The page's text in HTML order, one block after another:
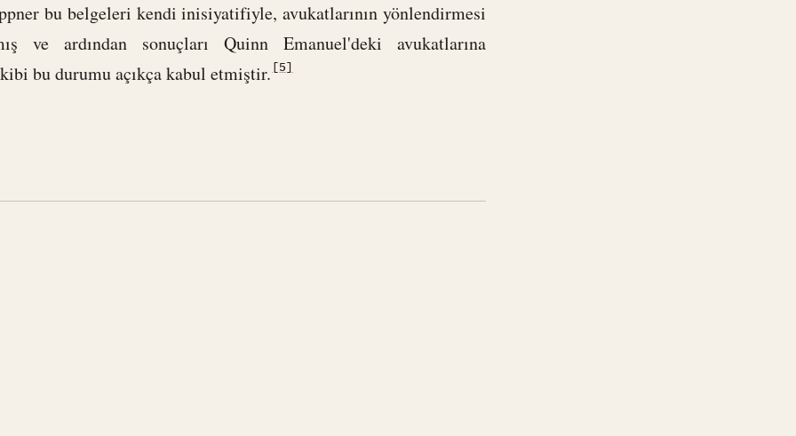
bu belgeleri kendi inisiyatifiyle, avukatlarının yönlendirmesi
ve ardından sonuçları Quinn Emanuel'deki avukatlarına
bu durumu açıkça kabul etmiştir. [5]